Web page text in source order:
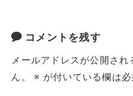
コメントを残す
メールアドレスが公開され
ん。
※ が付いている欄は